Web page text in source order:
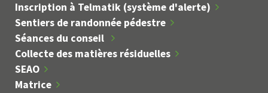
Inscription à Telmatik (système d'alerte)
Sentiers de randonnée pédestre
Séances du conseil
Collecte des matières résiduelles
SEAO
Matrice